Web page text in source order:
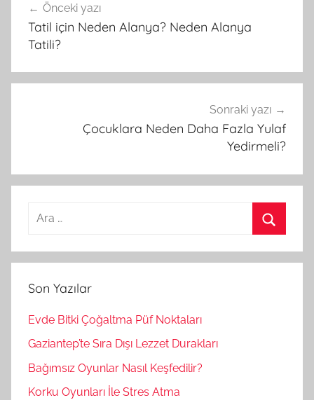
Yazı
gezinmesi
Önceki yazı
Tatil için Neden Alanya? Neden Alanya
Tatili?
Sonraki yazı
Çocuklara Neden Daha Fazla Yulaf
Yedirmeli?
a
a
r
Son Yazılar
Evde Bitki Çoğaltma Püf Noktaları
Gaziantep’te Sıra Dışı Lezzet Durakları
Bağımsız Oyunlar Nasıl Keşfedilir?
Korku Oyunları İle Stres Atma